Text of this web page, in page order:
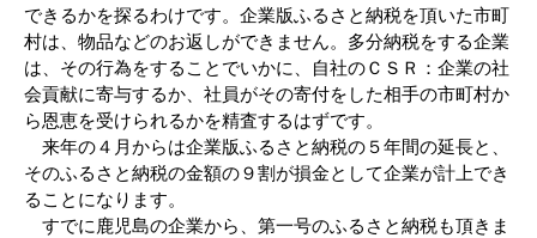
できるかを探るわけです。企業版ふるさと納税を頂いた市町
村は、物品などのお返しができません。多分納税をする企業
は、その行為をすることでいかに、自社のＣＳＲ：企業の社
会貢献に寄与するか、社員がその寄付をした相手の市町村か
ら恩恵を受けられるかを精査するはずです。
来年の４月からは企業版ふるさと納税の５年間の延長と、
そのふるさと納税の金額の９割が損金として企業が計上でき
ることになります。
すでに鹿児島の企業から、第一号のふるさと納税も頂きま